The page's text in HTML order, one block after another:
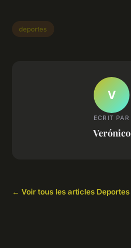
deportes
V
ECRIT PAR
Verónico
← Voir tous les articles Deportes